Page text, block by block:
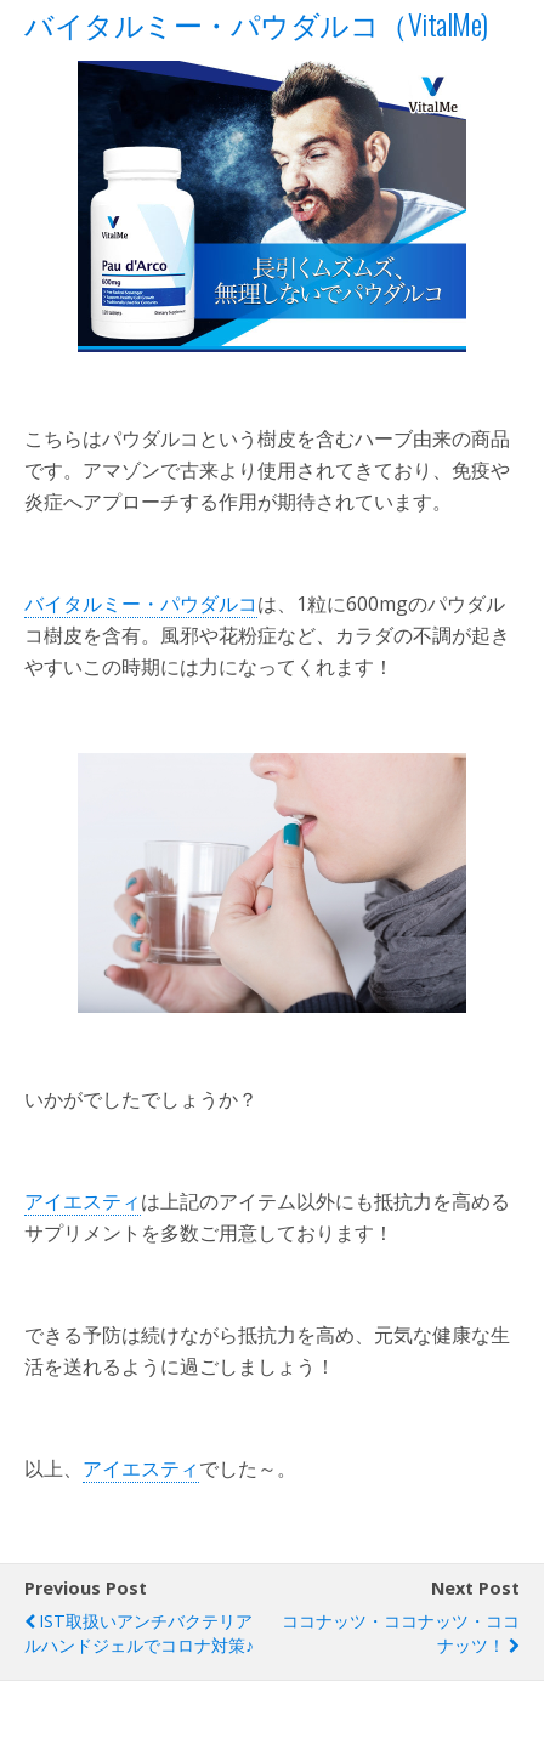
バイタルミー・パウダルコ（VitalMe)
こちらはパウダルコという樹皮を含むハーブ由来の商品
です。アマゾンで古来より使用されてきており、免疫や
炎症へアプローチする作用が期待されています。
バイタルミー・パウダルコは、1粒に600mgのパウダル
コ樹皮を含有。風邪や花粉症など、カラダの不調が起き
やすいこの時期には力になってくれます！
いかがでしたでしょうか？
アイエスティは上記のアイテム以外にも抵抗力を高める
サプリメントを多数ご用意しております！
できる予防は続けながら抵抗力を高め、元気な健康な生
活を送れるように過ごしましょう！
以上、 アイエスティでした～。
Previous Post
IST取扱いアンチバクテリア
ルハンドジェルでコロナ対策♪
Next Post
ココナッツ・ココナッツ・ココ
ナッツ！